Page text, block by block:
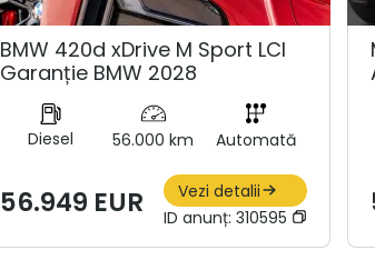
BMW 420d xDrive M Sport LCI
Garanție BMW 2028
Diesel 56.000 km Automată
56.949 EUR
Vezi detalii
ID anunț:310595